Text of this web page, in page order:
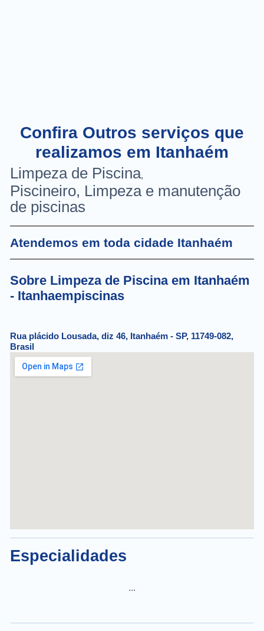
Confira Outros serviços que
realizamos em Itanhaém
Limpeza de Piscina,
Piscineiro, Limpeza e manutenção
de piscinas
Atendemos em toda cidade Itanhaém
Sobre Limpeza de Piscina em Itanhaém
- Itanhaempiscinas
Rua plácido Lousada, diz 46, Itanhaém - SP, 11749-082,
Brasil
Especialidades
...